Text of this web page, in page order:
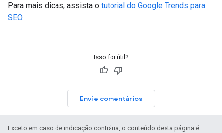
Para mais dicas, assista o tutorial do Google Trends para
SEO.
Isso foi útil?
Envie comentários
Exceto em caso de indicação contrária, o conteúdo desta página é